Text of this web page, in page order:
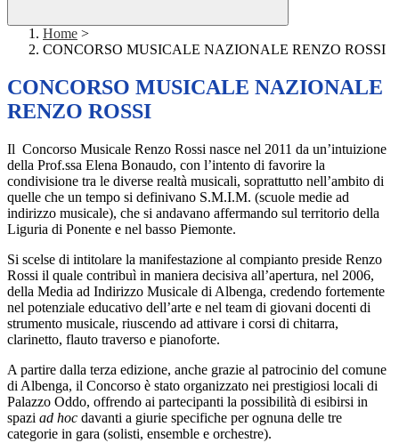
Home >
CONCORSO MUSICALE NAZIONALE RENZO ROSSI
CONCORSO MUSICALE NAZIONALE
RENZO ROSSI
Il Concorso Musicale Renzo Rossi nasce nel 2011 da un’intuizione
della Prof.ssa Elena Bonaudo, con l’intento di favorire la
condivisione tra le diverse realtà musicali, soprattutto nell’ambito di
quelle che un tempo si definivano S.M.I.M. (scuole medie ad
indirizzo musicale), che si andavano affermando sul territorio della
Liguria di Ponente e nel basso Piemonte.
Si scelse di intitolare la manifestazione al compianto preside Renzo
Rossi il quale contribuì in maniera decisiva all’apertura, nel 2006,
della Media ad Indirizzo Musicale di Albenga, credendo fortemente
nel potenziale educativo dell’arte e nel team di giovani docenti di
strumento musicale, riuscendo ad attivare i corsi di chitarra,
clarinetto, flauto traverso e pianoforte.
A partire dalla terza edizione, anche grazie al patrocinio del comune
di Albenga, il Concorso è stato organizzato nei prestigiosi locali di
Palazzo Oddo, offrendo ai partecipanti la possibilità di esibirsi in
spazi ad hoc davanti a giurie specifiche per ognuna delle tre
categorie in gara (solisti, ensemble e orchestre).